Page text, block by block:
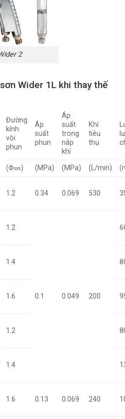
2
Wider 1L khi thay thế
Đường
kính
vòi
phun
Áp
suất
phun
Áp
suất
trong
nắp
khí
Khí
tiêu
thụ
(Φ㎜) (MPa) (MPa) (L/min)
1.2 0.34 0.069 530
1.2
0.1 0.049 200
1.4
1.6
1.2
1.4
1.6 0.13 0.069 240